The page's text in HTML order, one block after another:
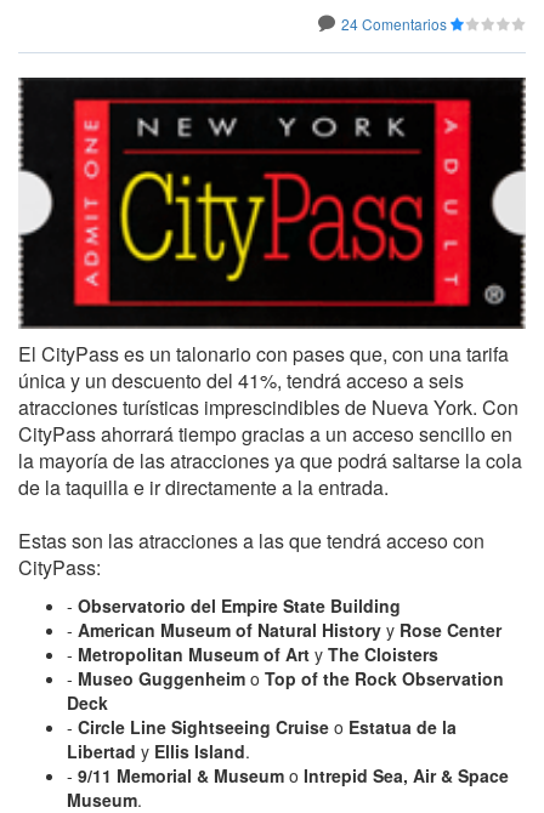
24 Comentarios
El CityPass es un talonario con pases que, con una tarifa
única y un descuento del 41%, tendrá acceso a seis
atracciones turísticas imprescindibles de Nueva York. Con
CityPass ahorrará tiempo gracias a un acceso sencillo en
la mayoría de las atracciones ya que podrá saltarse la cola
de la taquilla e ir directamente a la entrada.
Estas son las atracciones a las que tendrá acceso con
CityPass:
- Observatorio del Empire State Building
- American Museum of Natural History y Rose Center
- Metropolitan Museum of Art y The Cloisters
- Museo Guggenheim o Top of the Rock Observation
Deck
- Circle Line Sightseeing Cruise o Estatua de la
Libertad y Ellis Island.
- 9/11 Memorial & Museum o Intrepid Sea, Air & Space
Museum.